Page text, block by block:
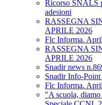
Ricorso SNALS
adesioni
RASSEGNA
APRILE 2026
Flc Informa.
RASSEGNA
APRILE 2026
Snadir news
Snadir Info-
Flc Informa.
"A scuola,